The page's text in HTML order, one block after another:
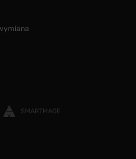
SMARTMAGE